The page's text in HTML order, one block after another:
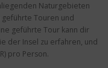
Naturgebieten
Touren und
geführte Tour kann dir
der Insel zu erfahren, und
pro Person.